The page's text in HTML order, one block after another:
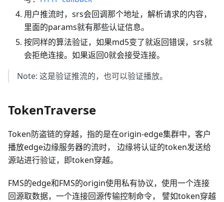
用户推流时，srs会回调那个地址，解析请求的内容，
里面的params就有那些认证信息。
按同样的算法验证，如果md5变了就返回错误，srs就
会拒绝连接。如果返回0就会接受连接。
Note: 这是验证推流的，也可以验证播放。
TokenTraverse
Token防盗链的穿越，指的是在origin-edge集群中，客户
播放edge边缘服务器的流时， 边缘将认证的token发送给
源站进行验证，即token穿越。
FMS的edge和FMS的origin使用私有协议，使用一个连接
回源取数据，一个连接回源传输控制命令， 譬如token穿越